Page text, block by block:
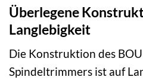
Überlegene
Langlebigkeit
Die Konstruktion des
Spindeltrimmers ist auf